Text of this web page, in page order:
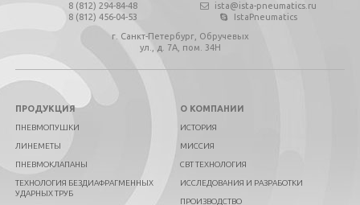
8 (812) 294-84-48
8 (812) 456-04-53
ista@ista-pneumatics.ru
IstaPneumatics
г. Санкт-Петербург, Обручевых
ул., д. 7А, пом. 34Н
ПРОДУКЦИЯ
ПНЕВМОПУШКИ
ЛИНЕМЕТЫ
ПНЕВМОКЛАПАНЫ
ТЕХНОЛОГИЯ БЕЗДИАФРАГМЕННЫХ
УДАРНЫХ ТРУБ
О КОМПАНИИ
ИСТОРИЯ
МИССИЯ
СВТ ТЕХНОЛОГИЯ
ИССЛЕДОВАНИЯ И РАЗРАБОТКИ
ПРОИЗВОДСТВО